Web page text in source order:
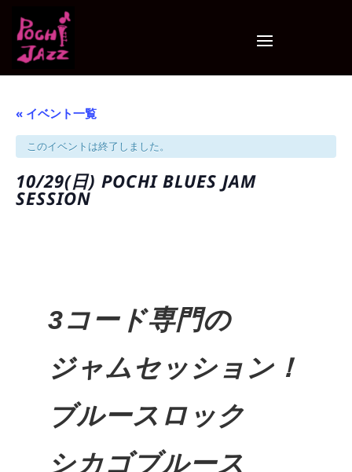
« イベント一覧
このイベントは終了しました。
10/29(日) POCHI BLUES JAM
SESSION
3コード専門の
ジャムセッション！
ブルースロック
シカゴブルース